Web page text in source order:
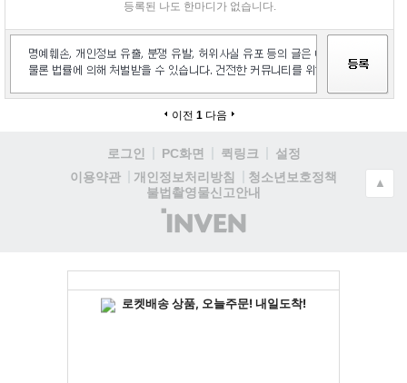
등록된 나도 한마디가 없습니다.
이전 1 다음
로그인 PC화면 퀵링크
설정
이용약관
개인정보처리방침
청소년보호정책
불법촬영물신고안내
(주)
인
▲